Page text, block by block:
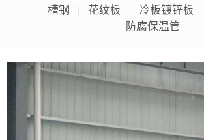
槽钢 | 花纹板 冷板镀锌板 |
防腐保温管